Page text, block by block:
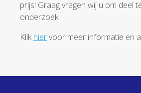
prijs! Graag vragen wij u om deel
onderzoek.
Klikhiervoor meer informatie en